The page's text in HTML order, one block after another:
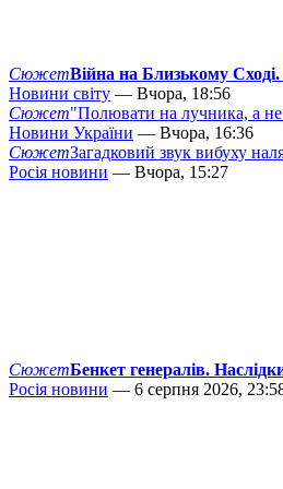
СюжетВійна на Близькому
Новини світу — Вчора, 18:56
Сюжет"Полювати на лучника, а не
Новини України — Вчора, 16:36
СюжетЗагадковий звук вибуху
Росія новини — Вчора, 15:27
СюжетБенкет генералів.
Росія новини — 6 серпня 2026,